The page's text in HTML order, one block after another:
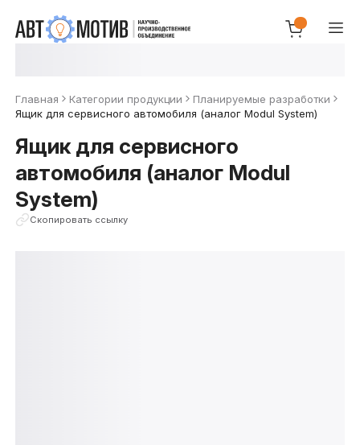
Главная Категории продукции
Планируемые разработки
Ящик для сервисного автомобиля (аналог Modul System)
Ящик для сервисного
автомобиля (аналог Modul
System)
Скопировать ссылку